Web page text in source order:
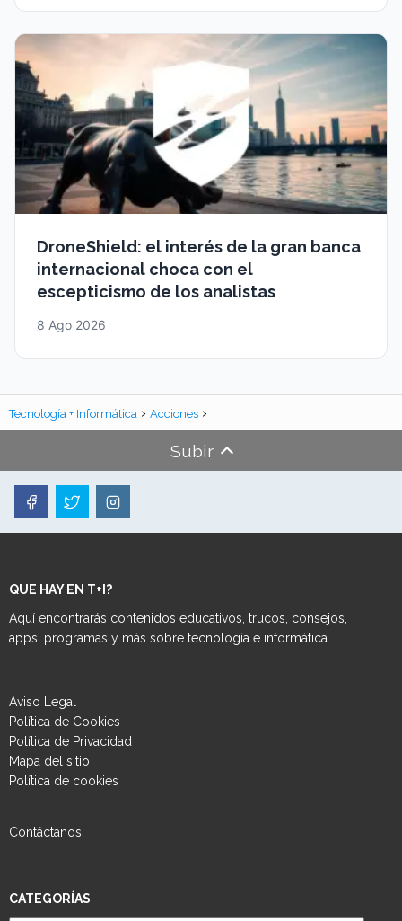
DroneShield: el interés de la gran banca
internacional choca con el
escepticismo de los analistas
8 Ago 2026
Tecnología + Informática Acciones
Subir
QUE HAY EN T+I?
Aquí encontrarás contenidos educativos, trucos, consejos,
apps, programas y más sobre tecnología e informática.
Aviso Legal
Política de Cookies
Política de Privacidad
Mapa del sitio
Política de cookies
Contáctanos
CATEGORÍAS